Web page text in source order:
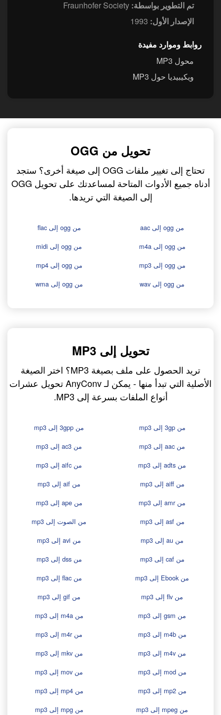
تم التطوير بواسطة:
الإصدار الأول:
روابط وموارد مفيدة
محول MP3
ويكيبيديا حول MP3
تحويل من OGG
تحتاج إلى تغيير ملفات OGG إلى صيغة أخرى؟ ستجد
أدناه جميع الأدوات المتاحة لمساعدتك على تحويل OGG
إلى الصيغة التي تريدها.
من ogg إلى aac
من ogg إلى flac
من ogg إلى m4a
من ogg إلى midi
من ogg إلى mp3
من ogg إلى mp4
من ogg إلى wav
من ogg إلى wma
تحويل إلى MP3
تريد الحصول على ملف بصيغة MP3؟ اختر الصيغة
الأصلية التي تبدأ منها - يمكن لـ AnyConv تحويل عشرات
أنواع الملفات بسرعة إلى MP3.
من 3gp إلى mp3
من 3gpp إلى mp3
من aac إلى mp3
من ac3 إلى mp3
من adts إلى mp3
من aifc إلى mp3
من aiff إلى mp3
من aif إلى mp3
من amr إلى mp3
من ape إلى mp3
من asf إلى mp3
من الصوت إلى mp3
من au إلى mp3
من avi إلى mp3
من caf إلى mp3
من dss إلى mp3
من Ebook إلى mp3
من flac إلى mp3
من flv إلى mp3
من gif إلى mp3
من gsm إلى mp3
من m4a إلى mp3
من m4b إلى mp3
من m4r إلى mp3
من m4v إلى mp3
من mkv إلى mp3
من mod إلى mp3
من mov إلى mp3
من mp2 إلى mp3
من mp4 إلى mp3
من mpeg إلى mp3
من mpg إلى mp3